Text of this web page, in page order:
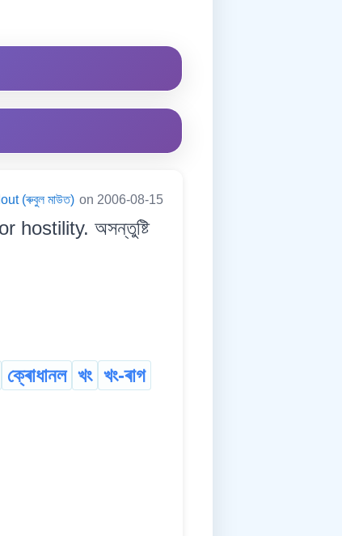
(ৰুবুল মাউত) on 2006-08-15
hostility. অসন্তুষ্টি
ক্ৰোধানল খং খং-ৰাগ